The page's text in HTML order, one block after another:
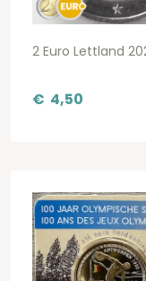
2 Euro Lettland
€ 4,50